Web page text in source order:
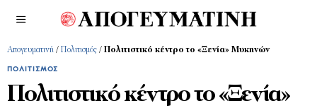
Απογευματινή / Πολιτισμός / Πολιτιστικό κέντρο το «Ξενία» Μυκηνών
ΠΟΛΙΤΙΣΜΌΣ
Πολιτιστικό κέντρο το «Ξενία»